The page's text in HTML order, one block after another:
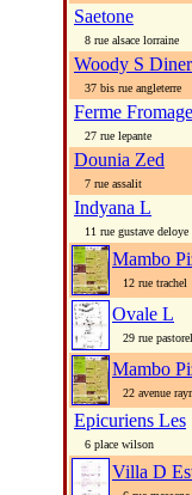
Saetone
8 rue alsace lorraine
Woody S Diner
37 bis rue angleterre
Ferme
27 rue lepante
Dounia Zed
7 rue assalit
Indyana L
11 rue gustave deloye
Mambo
12 rue trachel
Ovale L
29 rue
Mambo
22 avenue
Epicuriens Les
6 place wilson
Villa D